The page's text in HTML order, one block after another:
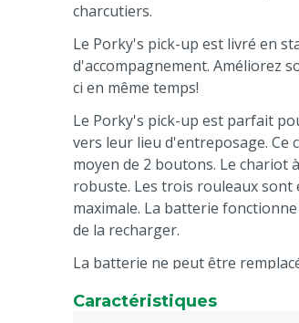
charcutiers.
Le Porky's pick-up est livré en
d'accompagnement. Améliorez
ci en même temps!
Le Porky's pick-up est parfait
vers leur lieu d'entreposage. Ce
moyen de 2 boutons. Le chariot
robuste. Les trois rouleaux sont
maximale. La batterie
de la recharger.
La batterie ne peut être
Caractéristiques